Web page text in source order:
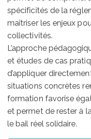
spécificités de la
maîtriser les enjeux
collectivités.
L’approche
et études de cas
d’appliquer
situations concrètes
formation favorise
et permet de rester à
le bail réel solidaire.